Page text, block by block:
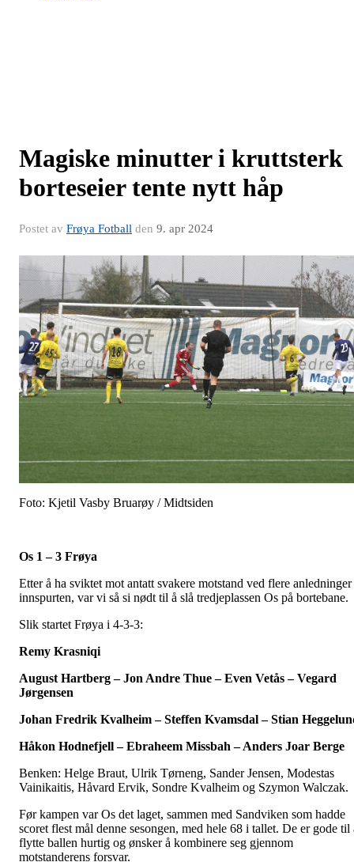
Magiske minutter i kruttsterk
borteseier tente nytt håp
Postet av Frøya Fotball den 9. apr 2024
Foto: Kjetil Vasby Bruarøy / Midtsiden
Os 1 – 3 Frøya
Etter å ha sviktet mot antatt svakere motstand ved flere
innspurten, var vi så si nødt til å slå tredjeplassen Os på bortebane.
Slik startet Frøya i 4-3-3:
Remy Krasniqi
August Hartberg – Jon Andre Thue – Even Vetås – Vegard
Jørgensen
Johan Fredrik Kvalheim – Steffen Kvamsdal – Stian
Håkon Hodnefjell – Ebraheem Missbah – Anders Joar Berge
Benken: Helge Braut, Ulrik Tørneng, Sander Jensen, Modestas
Vainikaitis, Håvard Ervik, Sondre Kvalheim og Szymon Walczak.
Før kampen var Os det laget, sammen med Sandviken som hadde
scoret flest mål denne sesongen, med hele 68 i tallet. De er gode til
flytte ballen hurtig og ønsker å kombinere seg gjennom
motstanderens forsvar.